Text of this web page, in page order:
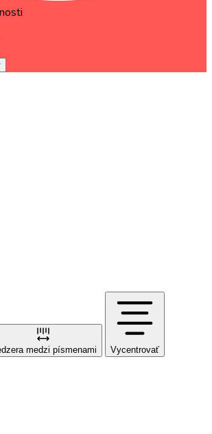
medzi písmenami Vycentrovať